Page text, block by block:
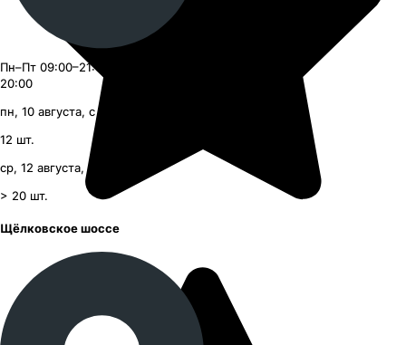
Пн–Пт 09:00–21:00, Сб–Вс 09:00–
20:00
пн, 10 августа, с 09:00
12 шт.
ср, 12 августа, с 09:00
> 20 шт.
Щёлковское шоссе